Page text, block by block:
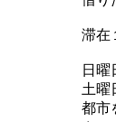
滞在
日曜
土曜
都市